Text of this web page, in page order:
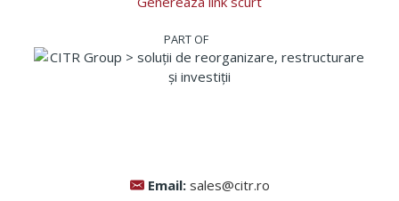
Email: sales@citr.ro